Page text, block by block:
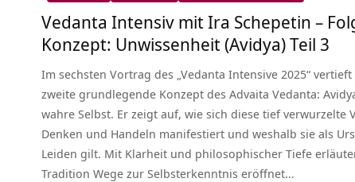
Vedanta Intensiv mit Ira Schepetin –
Konzept: Unwissenheit (Avidya) Teil 3
Im sechsten Vortrag des „Vedanta Intensive 2025“
zweite grundlegende Konzept des Advaita Vedanta:
wahre Selbst. Er zeigt auf, wie sich diese tief verwurzelte
Denken und Handeln manifestiert und weshalb sie als
Leiden gilt. Mit Klarheit und philosophischer Tiefe
Tradition Wege zur Selbsterkenntnis eröffnet…